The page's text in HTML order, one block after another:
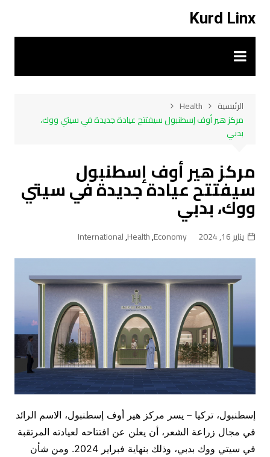
المحتوى
Kurd Linx
الرئيسية
Health
مركز هير أوف إسطنبول سيفتتح عيادة جديدة في سيتي ووك،
بدبي
مركز هير أوف إسطنبول
سيفتتح عيادة جديدة في سيتي
ووك، بدبي
يناير 16, 2024 Economy
,
Health
,
International
إسطنبول، تركيا – يسر مركز هير أوف إسطنبول، الاسم الرائد
في مجال زراعة الشعر، أن يعلن عن افتتاحه لعيادته المرتقبة
في سيتي ووك بدبي، وذلك بنهاية فبراير 2024. ومن شأن